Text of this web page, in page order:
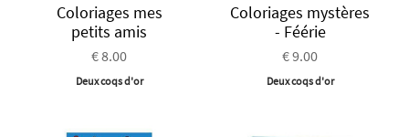
Coloriages mes
petits amis
€ 8.00
Deux coqs d'or
Coloriages mystères
- Féérie
€ 9.00
Deux coqs d'or